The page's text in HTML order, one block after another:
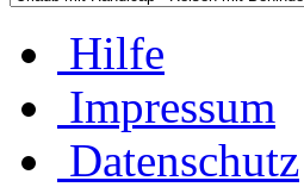
Hilfe
Impressum
Datenschutz